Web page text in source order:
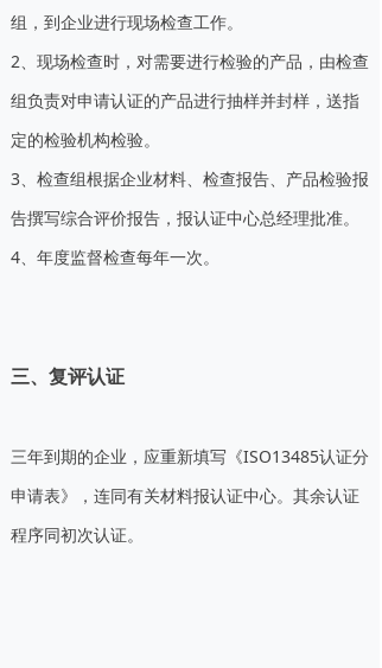
组，到企业进行现场检查工作。
2、现场检查时，对需要进行检验的产品，由检查
组负责对申请认证的产品进行抽样并封样，送指
定的检验机构检验。
3、检查组根据企业材料、检查报告、产品检验报
告撰写综合评价报告，报认证中心总经理批准。
4、年度监督检查每年一次。
三、复评认证
三年到期的企业，应重新填写《ISO13485认证分
申请表》，连同有关材料报认证中心。其余认证
程序同初次认证。